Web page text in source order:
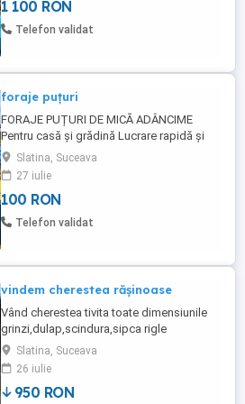
1 100 RON
Telefon validat
foraje puțuri
FORAJE PUȚURI DE MICĂ ADÂNCIME
Pentru casă și grădină Lucrare rapidă și
serioasă Preț avantajos Deplasare în mai
multe zone Nu mai depinde de apă
scumpă sau lipsă de apă. Sună acum:
Slatina, Suceava
27 iulie
100 RON
Telefon validat
vindem cherestea rășinoase
Vând cherestea tivita toate dimensiunile
grinzi,dulap,scindura,sipca rigle
etc.începând de la 1.5m până la 9m
lungime ,prețul începând de la 950 mc și
până la 1100lei mc fără TVA PENTU
SOCIETĂȚII PLĂTITOARE DE TVA.CU
Slatina, Suceava
26 iulie
950 RON